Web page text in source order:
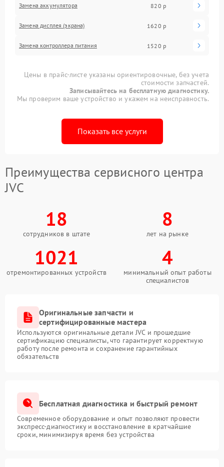
Замена аккумулятора 820 р
Замена дисплея (экрана) 1620 р
Замена контроллера питания 1520 р
Цены в прайс-листе указаны ориентировочные, без учета
стоимости запчастей.
Записывайтесь на бесплатную диагностику.
Мы проверим ваше устройство и укажем на неисправность.
Показать все услуги
Преимущества сервисного центра
JVC
18
сотрудников в штате
8
лет на рынке
1021
отремонтированных устройств
4
минимальный опыт работы
специалистов
Оригинальные запчасти и
сертифицированные мастера
Используются оригинальные детали JVC и прошедшие
сертификацию специалисты, что гарантирует корректную
работу после ремонта и сохранение гарантийных
обязательств
Бесплатная диагностика и быстрый ремонт
Современное оборудование и опыт позволяют провести
экспресс-диагностику и восстановление в кратчайшие
сроки, минимизируя время без устройства